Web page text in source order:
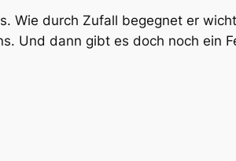
Wie durch Zufall begegnet er
Und dann gibt es doch noch ein